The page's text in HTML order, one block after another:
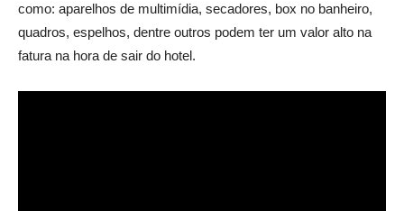
como: aparelhos de multimídia, secadores, box no banheiro,
quadros, espelhos, dentre outros podem ter um valor alto na
fatura na hora de sair do hotel.